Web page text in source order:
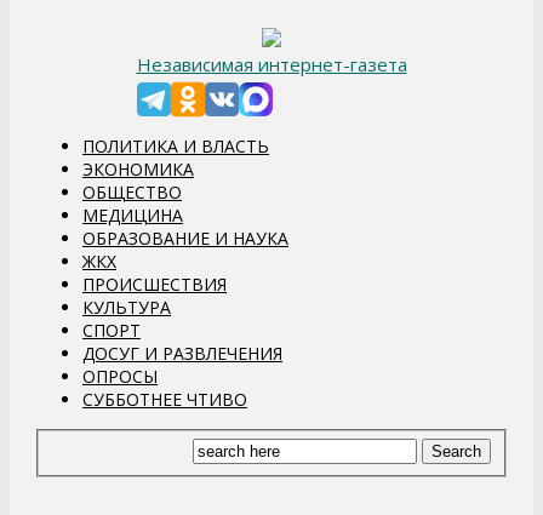
Независимая интернет-газета
ПОЛИТИКА И ВЛАСТЬ
ЭКОНОМИКА
ОБЩЕСТВО
МЕДИЦИНА
ОБРАЗОВАНИЕ И НАУКА
ЖКХ
ПРОИСШЕСТВИЯ
КУЛЬТУРА
СПОРТ
ДОСУГ И РАЗВЛЕЧЕНИЯ
ОПРОСЫ
СУББОТНЕЕ ЧТИВО